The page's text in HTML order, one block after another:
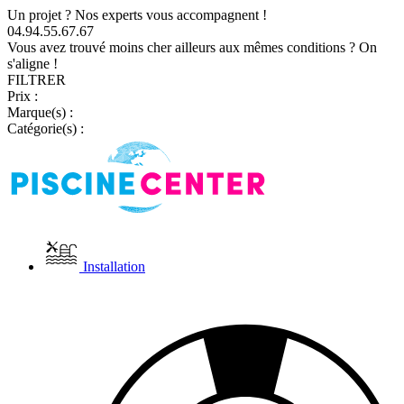
Un projet ? Nos experts vous accompagnent !
04.94.55.67.67
Vous avez trouvé moins cher ailleurs aux mêmes conditions ? On
s'aligne !
FILTRER
Prix :
Marque(s) :
Catégorie(s) :
Installation